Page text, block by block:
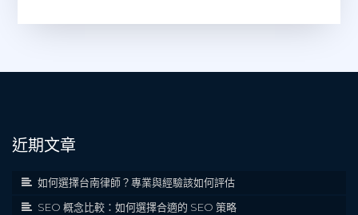
近期文章
如何選擇台南律師？專業與經驗該如何評估
SEO 概念比較：如何選擇合適的 SEO 策略